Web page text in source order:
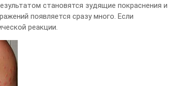
становятся зудящие покраснения и
появляется сразу много. Если
реакции.